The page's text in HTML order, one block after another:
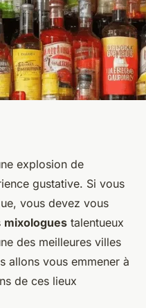
avec des
de lecture
explosion de
gustative. Si vous
vous devez vous
mixologues talentueux
des meilleures villes
allons vous emmener à
de ces lieux